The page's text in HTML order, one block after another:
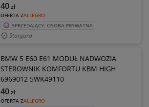
OFERTA ZALLEGRO
40zł
SPRZEDAJĄCY: OSOBA PRYWATNA
Stargard
BMW 5 E60 E61 MODUŁ NADWOZIA
STEROWNIK KOMFORTU KBM HIGH
6969012 5WK49110
OFERTA ZALLEGRO
40zł